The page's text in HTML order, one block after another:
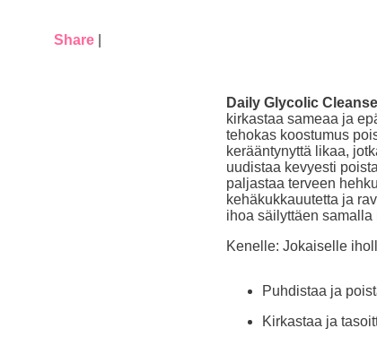
Share
Daily Glycolic
kirkastaa sameaa ja
tehokas koostumus
kerääntynyttä likaa,
uudistaa kevyesti
paljastaa terveen
kehäkukkauutetta ja
ihoa säilyttäen
Kenelle: Jokaiselle
Puhdistaa ja
Kirkastaa ja